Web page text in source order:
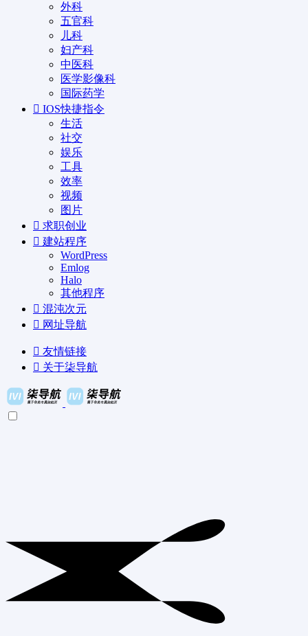
外科
五官科
儿科
妇产科
中医科
医学影像科
国际药学
IOS快捷指令
生活
社交
娱乐
工具
效率
视频
图片
求职创业
建站程序
WordPress
Emlog
Halo
其他程序
混沌次元
网址导航
友情链接
关于柒导航